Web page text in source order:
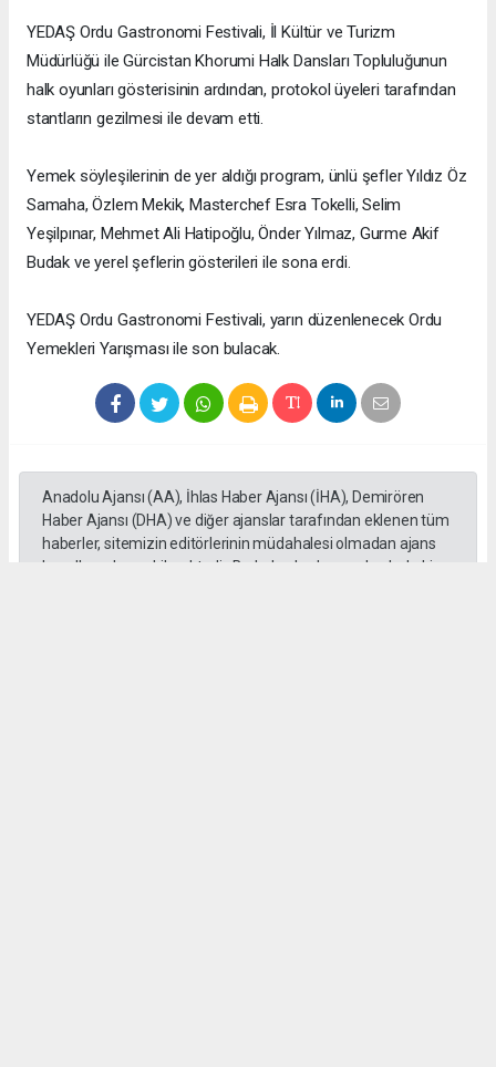
YEDAŞ Ordu Gastronomi Festivali, İl Kültür ve Turizm
Müdürlüğü ile Gürcistan Khorumi Halk Dansları Topluluğunun
halk oyunları gösterisinin ardından, protokol üyeleri tarafından
stantların gezilmesi ile devam etti.
Yemek söyleşilerinin de yer aldığı program, ünlü şefler Yıldız Öz
Samaha, Özlem Mekik, Masterchef Esra Tokelli, Selim
Yeşilpınar, Mehmet Ali Hatipoğlu, Önder Yılmaz, Gurme Akif
Budak ve yerel şeflerin gösterileri ile sona erdi.
YEDAŞ Ordu Gastronomi Festivali, yarın düzenlenecek Ordu
Yemekleri Yarışması ile son bulacak.
Anadolu Ajansı (AA), İhlas Haber Ajansı (İHA), Demirören
Haber Ajansı (DHA) ve diğer ajanslar tarafından eklenen tüm
haberler, sitemizin editörlerinin müdahalesi olmadan ajans
kanallarından çekilmektedir. Bu haberlerde yer alan hukuki